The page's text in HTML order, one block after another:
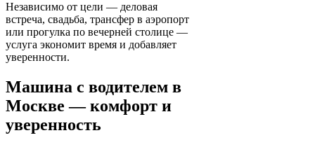
Независимо от цели — деловая
встреча, свадьба, трансфер в аэропорт
или прогулка по вечерней столице —
услуга экономит время и добавляет
уверенности.
Машина с водителем в
Москве — комфорт и
уверенность